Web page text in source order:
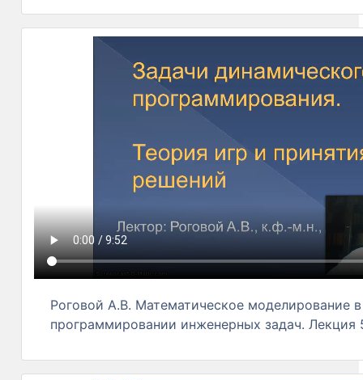
Роговой А.В. Математическое моделирование в
программировании инженерных задач. Лекция